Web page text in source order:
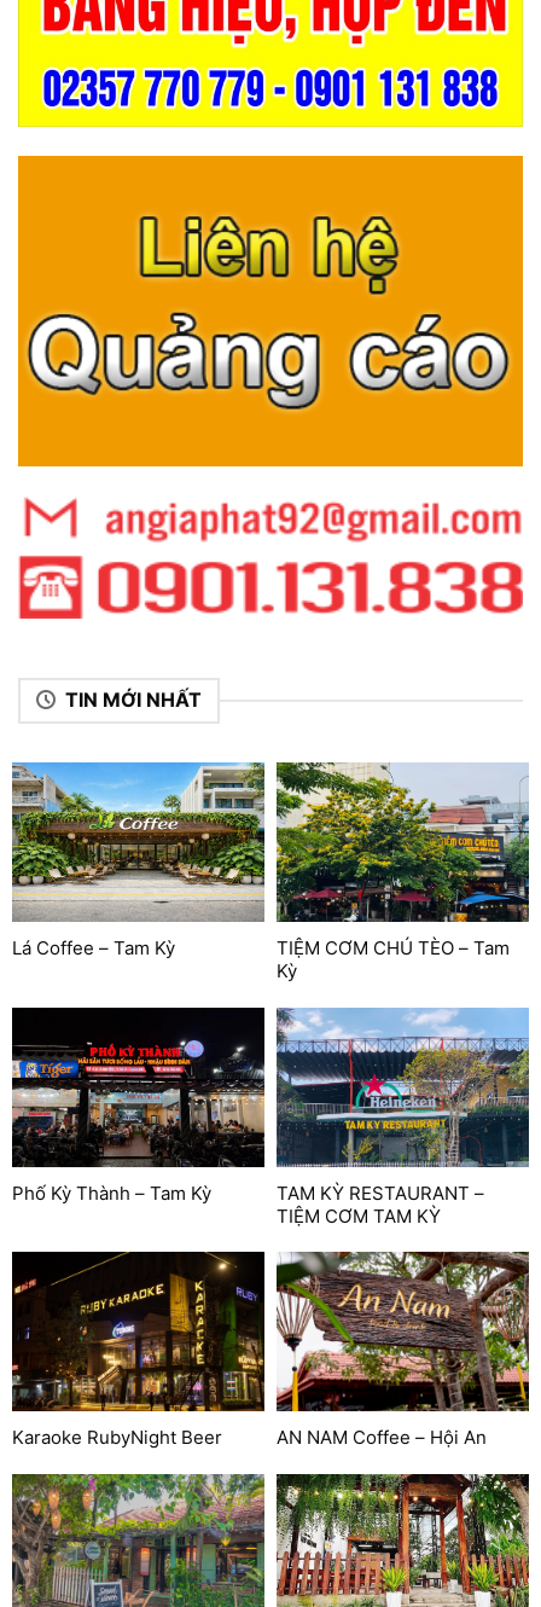
TIN MỚI NHẤT
Lá Coffee – Tam Kỳ
TIỆM CƠM CHÚ TÈO – Tam
Kỳ
Phố Kỳ Thành – Tam Kỳ
TAM KỲ RESTAURANT –
TIỆM CƠM TAM KỲ
Karaoke RubyNight Beer AN NAM Coffee – Hội An